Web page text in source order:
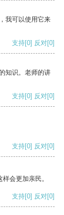
我可以使用它来
支持[0] 反对[0]
知识。老师的讲
支持[0] 反对[0]
支持[0] 反对[0]
会更加亲民。
支持[0] 反对[0]